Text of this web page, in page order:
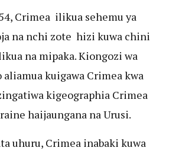
Crimea ilikua sehemu ya
na nchi zote hizi kuwa chini
na mipaka. Kiongozi wa
kuigawa Crimea kwa
kigeographia Crimea
haijaungana na Urusi.
uhuru, Crimea inabaki kuwa